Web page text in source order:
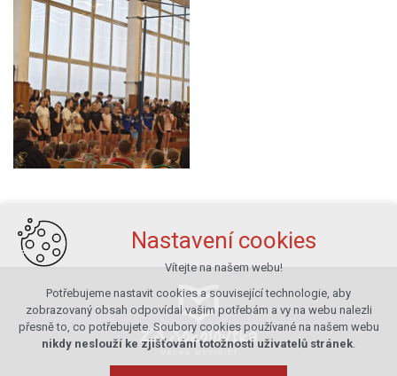
Nastavení cookies
Vítejte na našem webu!
Potřebujeme nastavit cookies a související technologie, aby
zobrazovaný obsah odpovídal vašim potřebám a vy na webu nalezli
přesně to, co potřebujete. Soubory cookies používané na našem webu
nikdy neslouží ke zjišťování totožnosti uživatelů stránek.